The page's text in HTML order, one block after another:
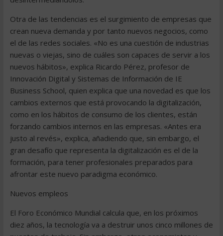
Otra de las tendencias es el surgimiento de empresas que
crean nueva demanda y por tanto nuevos negocios, como
el de las redes sociales. «No es una cuestión de industrias
nuevas o viejas, sino de cuáles son capaces de servir a los
nuevos hábitos», explica Ricardo Pérez, profesor de
Innovación Digital y Sistemas de Información de IE
Business School, quien explica que una novedad es que los
cambios externos que está provocando la digitalización,
como en los hábitos de consumo de los clientes, están
forzando cambios internos en las empresas. «Antes era
justo al revés», explica, añadiendo que, sin embargo, el
gran desafío que representa la digitalización es el de la
formación, para tener profesionales preparados para
afrontar este nuevo paradigma económico.
Nuevos empleos
El Foro Económico Mundial calcula que, en los próximos
diez años, la tecnología va a destruir unos cinco millones de